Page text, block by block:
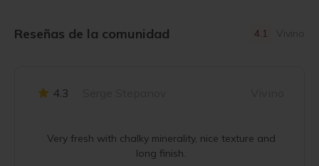
Reseñas de la comunidad 4.1 Vivino
4.3
Very fresh with chalky minerality, nice texture and
long finish.